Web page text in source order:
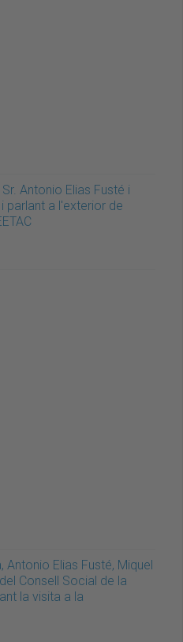
Antonio Elias Fusté i
parlant a l'exterior de
Elias Fusté, Miquel
Consell Social de la
la visita a la